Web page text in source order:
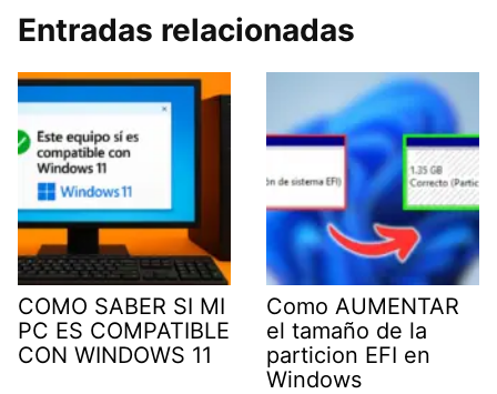
Entradas relacionadas
COMO SABER SI MI
PC ES COMPATIBLE
CON WINDOWS 11
Como AUMENTAR
el tamaño de la
particion EFI en
Windows